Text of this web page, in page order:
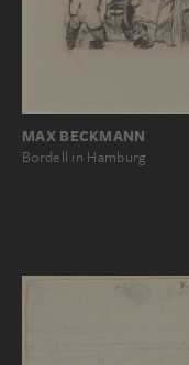
MAX BECKMANN
Bordell in Hamburg